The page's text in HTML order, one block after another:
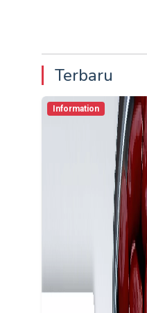
Terbaru
Information